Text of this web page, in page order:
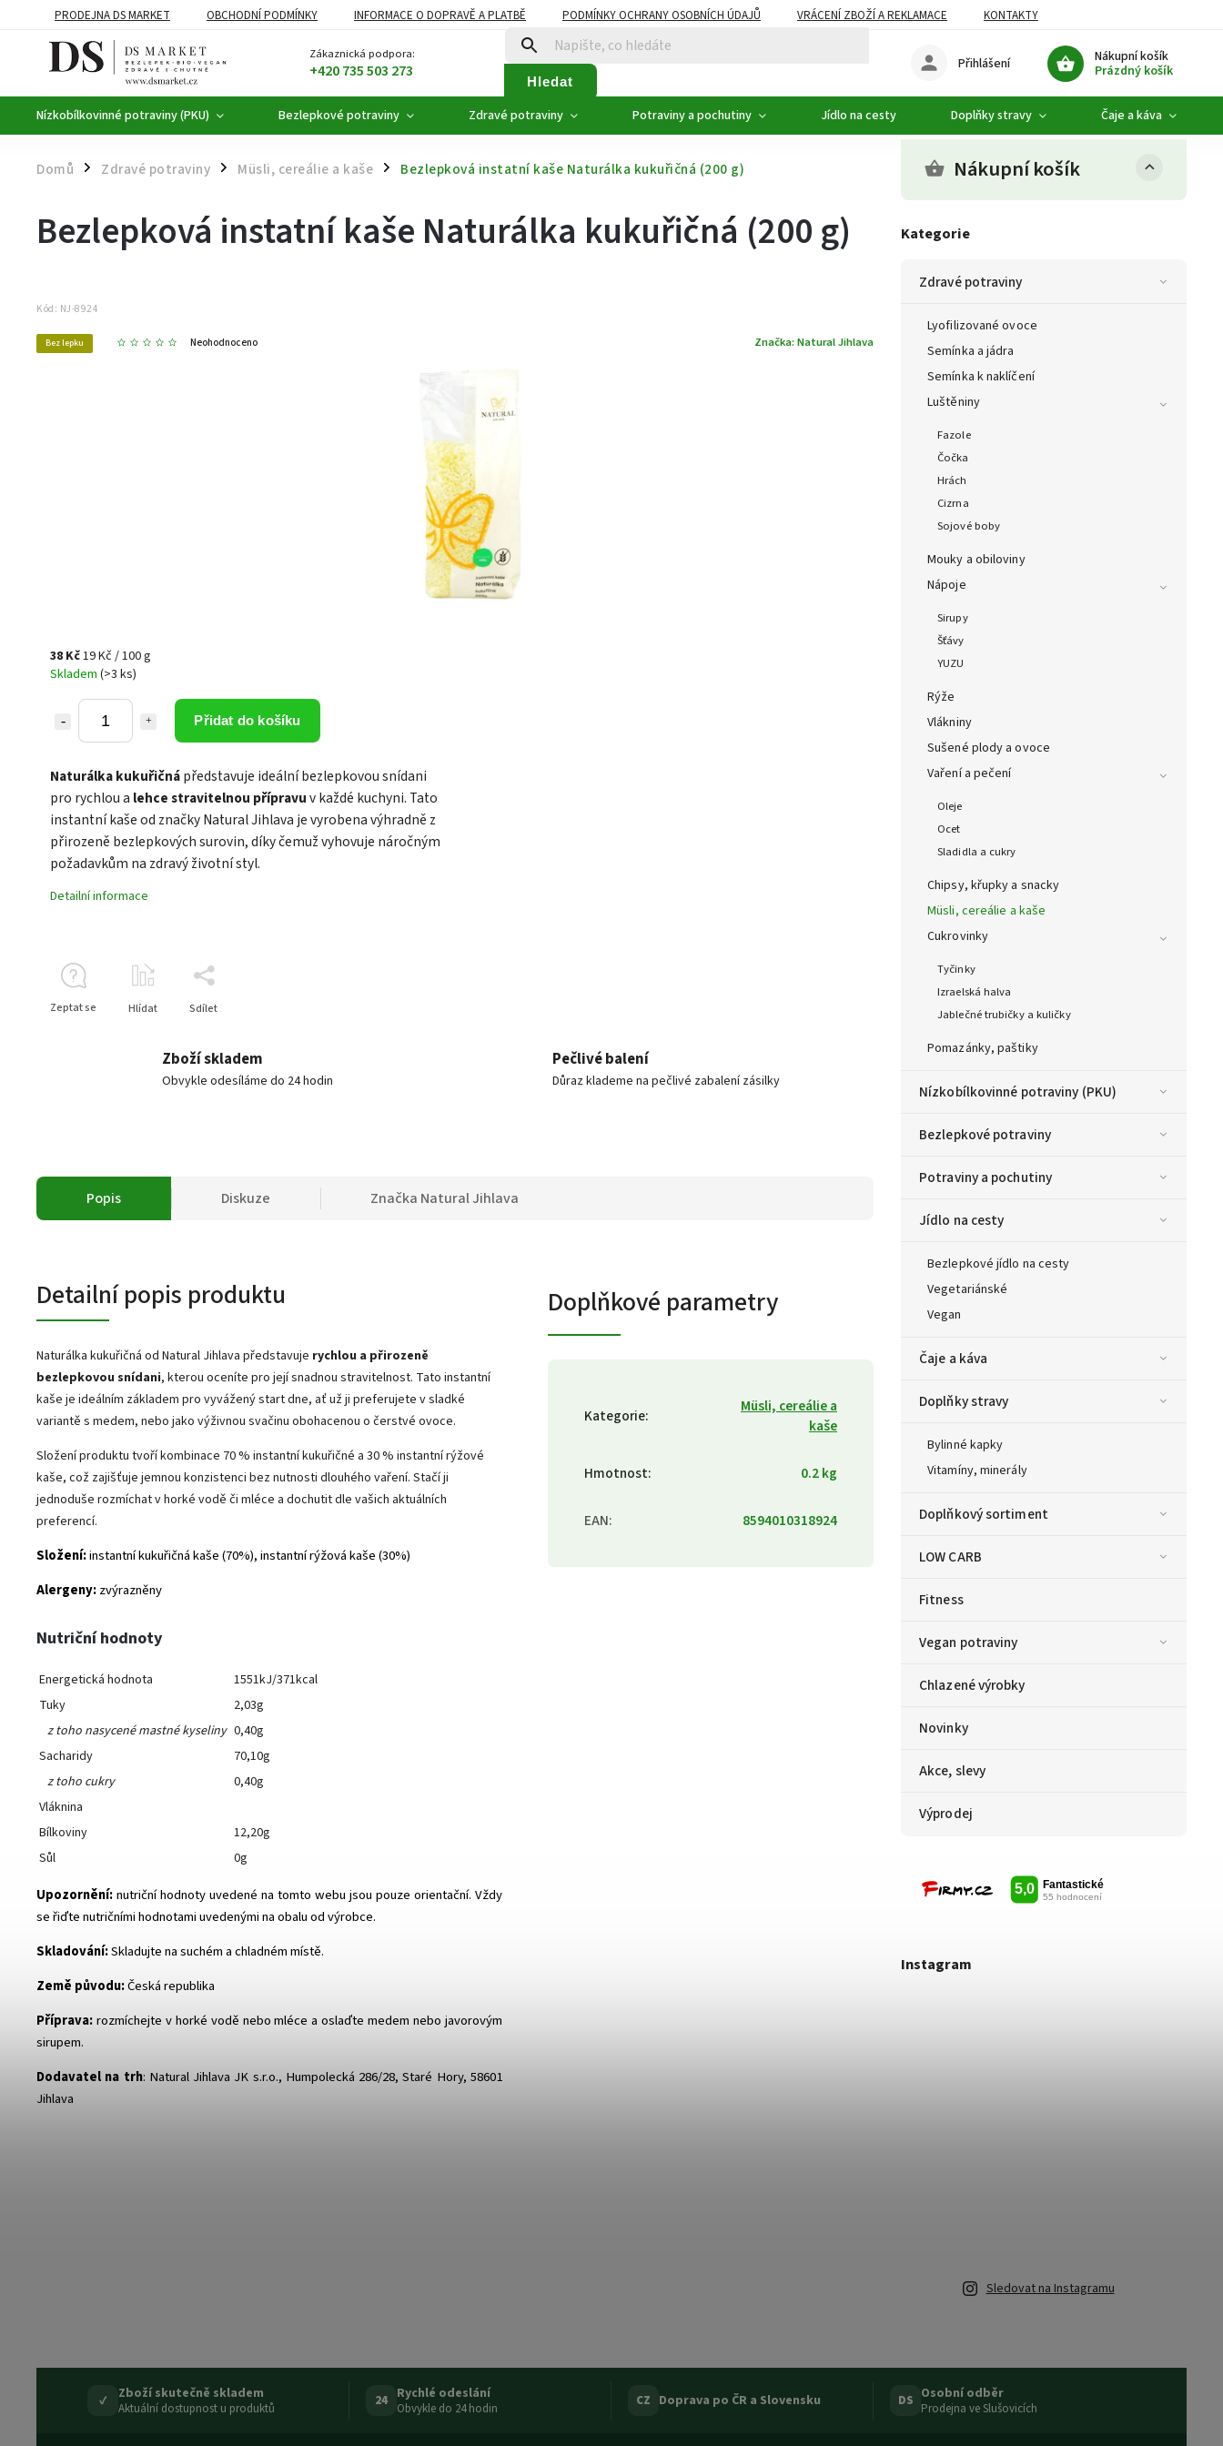
PRODEJNA DS MARKET OBCHODNÍ PODMÍNKY INFORMACE O DOPRAVĚ A PLATBĚ PODMÍNKY OCHRANY OSOBNÍCH ÚDAJŮ VRÁCENÍ ZBOŽÍ A REKLAMACE
KONTAKTY
BEZLEPKOVÉ POTRAVINY
ZDRAVÉ POTRAVINY NOVINKY AKCE, SLEVY
Zákaznická podpora:
+420 735 503 273 Hledat
Nákupní košík
Prázdný košík
Přihlášení
Nízkobílkovinné potraviny (PKU) Bezlepkové potraviny Zdravé potraviny Potraviny a pochutiny Jídlo na cesty Doplňky stravy Čaje a káva
Domů / Zdravé potraviny / Müsli, cereálie a kaše / Bezlepková instatní kaše Naturálka kukuřičná (200 g) Nákupní košík
Kategorie
Zdravé potraviny
Lyofilizované ovoce
Semínka a jádra
Semínka k naklíčení
Luštěniny
Fazole
Čočka
Hrách
Cizrna
Sojové boby
Mouky a obiloviny
Nápoje
Sirupy
Šťávy
YUZU
Rýže
Vlákniny
Sušené plody a ovoce
Vaření a pečení
Oleje
Ocet
Sladidla a cukry
Chipsy, křupky a snacky
Müsli, cereálie a kaše
Cukrovinky
Tyčinky
Izraelská halva
Jablečné trubičky a kuličky
Pomazánky, paštiky
Nízkobílkovinné potraviny (PKU)
Bezlepkové potraviny
Potraviny a pochutiny
Jídlo na cesty
Bezlepkové jídlo na cesty
Vegetariánské
Vegan
Čaje a káva
Doplňky stravy
Bylinné kapky
Vitamíny, minerály
Doplňkový sortiment
LOW CARB
Fitness
Vegan potraviny
Chlazené výrobky
Novinky
Akce, slevy
Výprodej
Instagram
Sledovat na Instagramu
Bezlepková instatní kaše Naturálka kukuřičná (200 g)
Kód: NJ-8924
Bez lepku Neohodnoceno Značka: Natural Jihlava
38 Kč19 Kč / 100 g
Skladem (>3 ks)
Přidat do košíku
Naturálka kukuřičnápředstavuje ideální bezlepkovou snídani
pro rychlou a lehce stravitelnou přípravuv každé kuchyni. Tato
instantní kaše od značky Natural Jihlava je vyrobena výhradně z
přirozeně bezlepkových surovin, díky čemuž vyhovuje náročným
požadavkům na zdravý životní styl.
Detailní informace
Zeptat se Hlídat Sdílet
Zboží skladem
Obvykle odesíláme do 24 hodin
Pečlivé balení
Důraz klademe na pečlivé zabalení zásilky
Popis Diskuze Značka Natural Jihlava
Detailní popis produktu
Naturálka kukuřičná od Natural Jihlava představuje rychlou a přirozeně
bezlepkovou snídani, kterou oceníte pro její snadnou stravitelnost. Tato instantní
kaše je ideálním základem pro vyvážený start dne, ať už ji preferujete v sladké
variantě s medem, nebo jako výživnou svačinu obohacenou o čerstvé ovoce.
Složení produktu tvoří kombinace 70 % instantní kukuřičné a 30 % instantní rýžové
kaše, což zajišťuje jemnou konzistenci bez nutnosti dlouhého vaření. Stačí ji
jednoduše rozmíchat v horké vodě či mléce a dochutit dle vašich aktuálních
preferencí.
Složení:instantní kukuřičná kaše (70%), instantní rýžová kaše (30%)
Alergeny:zvýrazněny
Nutriční hodnoty
Energetická hodnota
1551kJ/371kcal
Tuky
2,03g
z toho nasycené mastné kyseliny 0,40g
Sacharidy
70,10g
z toho cukry
0,40g
Vláknina
Bílkoviny
12,20g
Sůl
0g
Upozornění:nutriční hodnoty uvedené na tomto webu jsou pouze orientační. Vždy
se řiďte nutričními hodnotami uvedenými na obalu od výrobce.
Skladování:Skladujte na suchém a chladném místě.
Země původu:Česká republika
Příprava:rozmíchejte v horké vodě nebo mléce a oslaďte medem nebo javorovým
sirupem.
Dodavatel na trh: Natural Jihlava JK s.r.o., Humpolecká 286/28, Staré Hory, 58601
Jihlava
Doplňkové parametry
Kategorie:
Müsli, cereálie a
kaše
Hmotnost: 0.2 kg
EAN: 8594010318924
✓ Zboží skutečně skladem
Aktuální dostupnost u produktů 24 Rychlé odeslání
Obvykle do 24 hodin CZ Doprava po ČR a Slovensku DS Osobní odběr
Prodejna ve Slušovicích